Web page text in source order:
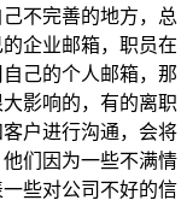
不完善的地方，总
企业邮箱，职员在
己的个人邮箱，那
影响的，有的离职
户进行沟通，会将
们因为一些不满情
些对公司不好的信